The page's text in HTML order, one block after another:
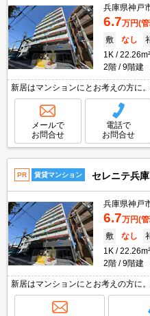
兵庫県神戸
6.7万円(
敷
なし
1K
22.26m²
2階
9階建
新居はマンションにとお考えの方に
物便利な立地ですよ～!!。マンショ
新!はじめるNew Life。予約申込み受
メールで
お問合せ
電話で
お問合せ
PR 賃貸マンション セレニテ兵
兵庫県神戸
6.7万円(
敷
なし
1K
22.26m²
2階
9階建
新居はマンションにとお考えの方に
物便利な立地ですよ～!!。マンショ
新!はじめるNew Life。予約申込み受